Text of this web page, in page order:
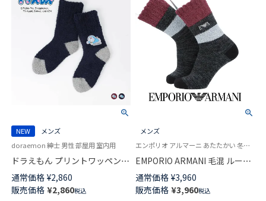
NEW
メンズ
doraemon 紳士 男性 部屋用 室内用
ドラえもん プリントワッペン
ルームソックス クルー丈 メン
ズ 日本製 02465803
通常価格 ¥2,860
販売価格 ¥2,860税込
メンズ
エンポリオ アルマーニ あたたかい 冬用 靴下
EMPORIO ARMANI 毛混 ルーム
ソックス タクテルモール evaイ
ーグル刺繍 足底滑り止め付 ク
ルー丈 日本製 メンズ 02345875
通常価格 ¥3,960
販売価格 ¥3,960税込